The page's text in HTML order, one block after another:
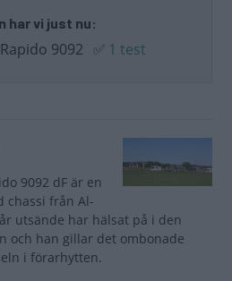
har vi just nu:
9092 ✅ 1 test
9092 dF är en
chassi från Al-
utsände har hälsat på i den
och han gillar det ombonade
i förarhytten.